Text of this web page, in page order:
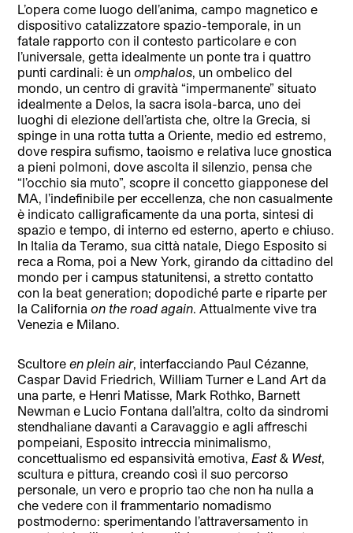
L’opera come luogo dell’anima, campo magnetico e
dispositivo catalizzatore spazio-temporale, in un
fatale rapporto con il contesto particolare e con
l’universale, getta idealmente un ponte tra i quattro
punti cardinali: è unomphalos, un ombelico del
mondo, un centro di gravità “impermanente” situato
idealmente a Delos, la sacra isola-barca, uno dei
luoghi di elezione dell’artista che, oltre la Grecia, si
spinge in una rotta tutta a Oriente, medio ed estremo,
dove respira sufismo, taoismo e relativa luce gnostica
a pieni polmoni, dove ascolta il silenzio, pensa che
“l’occhio sia muto”, scopre il concetto giapponese del
MA, l’indefinibile per eccellenza, che non casualmente
è indicato calligraficamente da una porta, sintesi di
spazio e tempo, di interno ed esterno, aperto e chiuso.
In Italia da Teramo, sua città natale, Diego Esposito si
reca a Roma, poi a New York, girando da cittadino del
mondo per i campus statunitensi, a stretto contatto
con la beat generation; dopodiché parte e riparte per
la Californiaon the road again. Attualmente vive tra
Venezia e Milano.
Scultoreen plein air, interfacciando Paul Cézanne,
Caspar David Friedrich, William Turner e Land Art da
una parte, e Henri Matisse, Mark Rothko, Barnett
Newman e Lucio Fontana dall’altra, colto da sindromi
stendhaliane davanti a Caravaggio e agli affreschi
pompeiani, Esposito intreccia minimalismo,
concettualismo ed espansività emotiva,East & West,
scultura e pittura, creando così il suo percorso
personale, un vero e proprio tao che non ha nulla a
che vedere con il frammentario nomadismo
postmoderno: sperimentando l’attraversamento in